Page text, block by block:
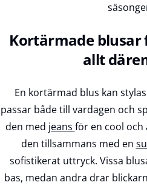
Kortärmade blusar
allt
En kortärmad blus kan
passar både till vardagen och
den med jeans för en cool och
den tillsammans med en
sofistikerat uttryck. Vissa
bas, medan andra drar